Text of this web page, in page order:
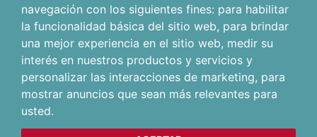
navegación con los siguientes fines: para habilitar
la funcionalidad básica del sitio web, para brindar
una mejor experiencia en el sitio web, medir su
interés en nuestros productos y servicios y
personalizar las interacciones de marketing, para
mostrar anuncios que sean más relevantes para
usted.